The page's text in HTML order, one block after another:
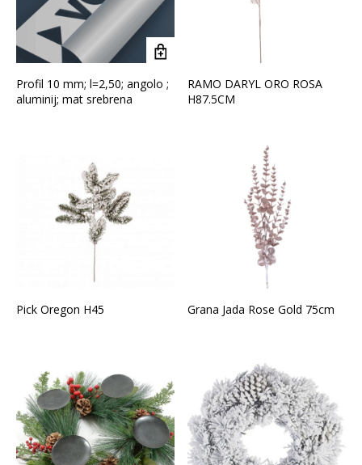
Profil 10 mm; l=2,50; angolo ;
aluminij; mat srebrena
RAMO DARYL ORO ROSA
H87.5CM
Pick Oregon H45 Grana Jada Rose Gold 75cm